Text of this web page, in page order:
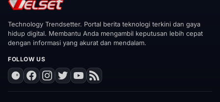
Technology Trendsetter. Portal berita teknologi terkini dan gaya
hidup digital. Membantu Anda mengambil keputusan lebih cepat
dengan informasi yang akurat dan mendalam.
FOLLOW US